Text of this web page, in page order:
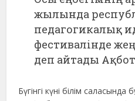
жылында
педагогикалық
фестивалінде
деп айтады
Бүгінгі күні білім